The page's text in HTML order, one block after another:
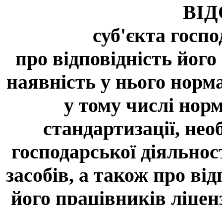
суб'єкта
про відповідність
наявність у нього
у тому числі
стандартизації,
господарської
засобів, а також про
його працівників